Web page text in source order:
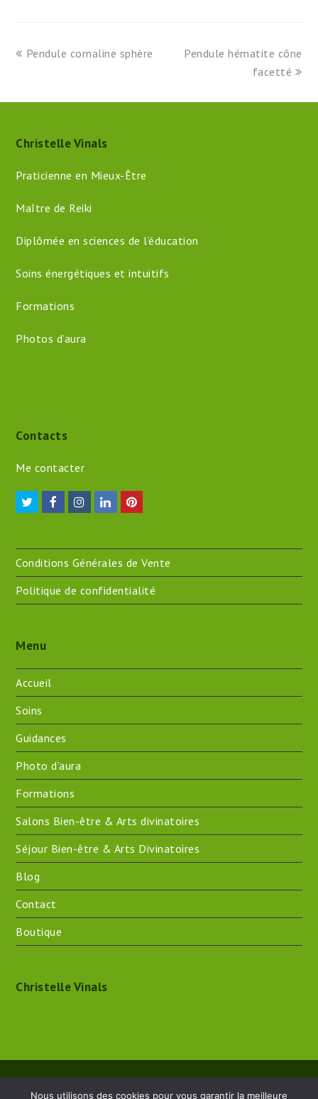
previous
Pendule cornaline sphère
next
Pendule hématite cône
facetté
Christelle Vinals
Praticienne en Mieux-Être
Maître de Reiki
Diplômée en sciences de l’éducation
Soins énergétiques et intuitifs
Formations
Photos d’aura
Contacts
Me contacter
TwitterFacebookInstagram
LinkedInPinterest
Conditions Générales de Vente
Politique de confidentialité
Menu
Accueil
Soins
Guidances
Photo d’aura
Formations
Salons Bien-être & Arts divinatoires
Séjour Bien-être & Arts Divinatoires
Blog
Contact
Boutique
Christelle Vinals
Nous utilisons des cookies pour vous garantir la meilleure